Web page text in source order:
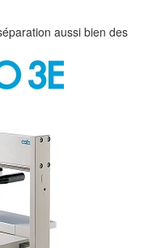
aussi bien des